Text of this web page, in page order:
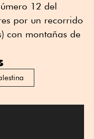
12 del
por un recorrido
con montañas de